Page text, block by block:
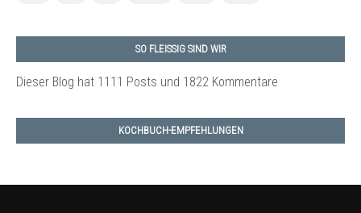
SO FLEISSIG SIND WIR
Dieser Blog hat 1111 Posts und 1822 Kommentare
KOCHBUCH-EMPFEHLUNGEN